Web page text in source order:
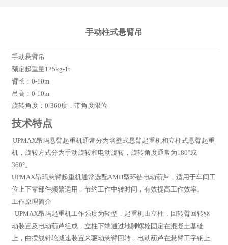
手动柱式悬臂吊
手动悬臂吊
额定起重量125kg-1t
臂长：0-10m
吊高：0-10m
旋转角度：0-360度，带角度限位
技术特点
UPMAX昂玛悬臂起重机通常分为墙壁式悬臂起重机和立柱式悬臂起重
机，旋转方式分为手动旋转和电动旋转，旋转角度通常为180°或
360°。
UPMAX昂玛悬臂起重机通常选配AMH型环链电动葫芦，适用于车间工
位上下零部件频繁适用，节约工作中转时间，有效提高工作效率。
工作原理简介
UPMAX昂玛起重机工作强度为轻型，起重机由立柱，回转臂回转驱
动装置及电动葫芦组成，立柱下端通过地脚螺栓固定在混凝土基础
上，由摆线针轮减速装置来驱动悬臂回转，电动葫芦在悬臂工字钢上